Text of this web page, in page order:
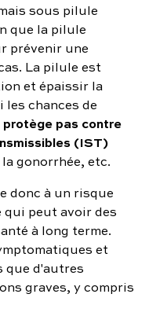
sous pilule
que la pilule
prévenir une
La pilule est
et épaissir la
chances de
protège pas contre
(IST)
la gonorrhée, etc.
donc à un risque
qui peut avoir des
à long terme.
et
que d'autres
graves, y compris